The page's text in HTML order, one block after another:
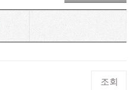
조회